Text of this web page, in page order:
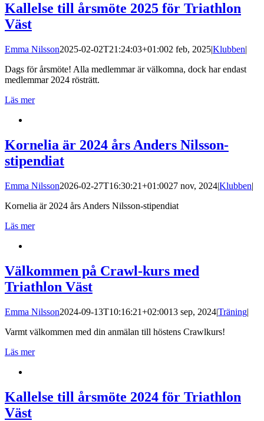
Kallelse till årsmöte 2025 för Triathlon
Väst
Emma Nilsson2025-02-02T21:24:03+01:002 feb, 2025|Klubben|
Dags för årsmöte! Alla medlemmar är välkomna, dock har endast
medlemmar 2024 rösträtt.
Läs mer
Kornelia är 2024 års Anders Nilsson-
stipendiat
Emma Nilsson2026-02-27T16:30:21+01:0027 nov, 2024|Klubben|
Kornelia är 2024 års Anders Nilsson-stipendiat
Läs mer
Välkommen på Crawl-kurs med
Triathlon Väst
Emma Nilsson2024-09-13T10:16:21+02:0013 sep, 2024|Träning|
Varmt välkommen med din anmälan till höstens Crawlkurs!
Läs mer
Kallelse till årsmöte 2024 för Triathlon
Väst